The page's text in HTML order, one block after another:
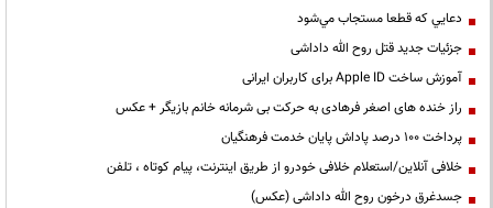
دعايي كه قطعا مستجاب مي‌شود
جزئیات جدید قتل روح الله داداشی
آموزش ساخت Apple ID برای کاربران ایرانی
راز خنده های اصغر فرهادی به حرکت بی شرمانه خانم بازیگر + عکس
پرداخت ۱۰۰ درصد پاداش پایان خدمت فرهنگیان
خلافی آنلاین/استعلام خلافی خودرو از طریق اینترنت، پیام کوتاه ، تلفن
جسدغرق درخون روح الله داداشی (عکس)